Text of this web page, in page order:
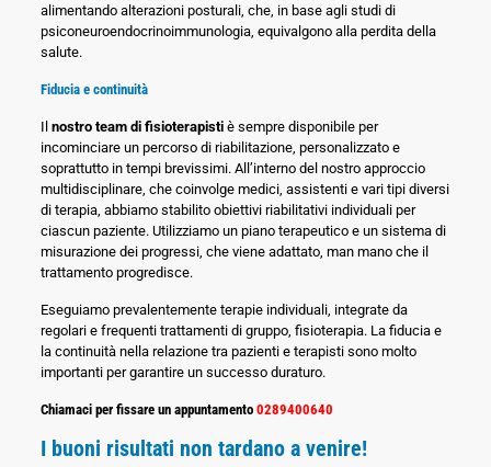
alimentando alterazioni posturali, che, in base agli studi di
psiconeuroendocrinoimmunologia, equivalgono alla perdita della
salute.
Fiducia e continuità
Il nostro team di fisioterapistiè sempre disponibile per
incominciare un percorso di riabilitazione, personalizzato e
soprattutto in tempi brevissimi. All’interno del nostro approccio
multidisciplinare, che coinvolge medici, assistenti e vari tipi diversi
di terapia, abbiamo stabilito obiettivi riabilitativi individuali per
ciascun paziente. Utilizziamo un piano terapeutico e un sistema di
misurazione dei progressi, che viene adattato, man mano che il
trattamento progredisce.
Eseguiamo prevalentemente terapie individuali, integrate da
regolari e frequenti trattamenti di gruppo, fisioterapia. La fiducia e
la continuità nella relazione tra pazienti e terapisti sono molto
importanti per garantire un successo duraturo.
Chiamaci per fissare un appuntamento 0289400640
I buoni risultati non tardano a venire!